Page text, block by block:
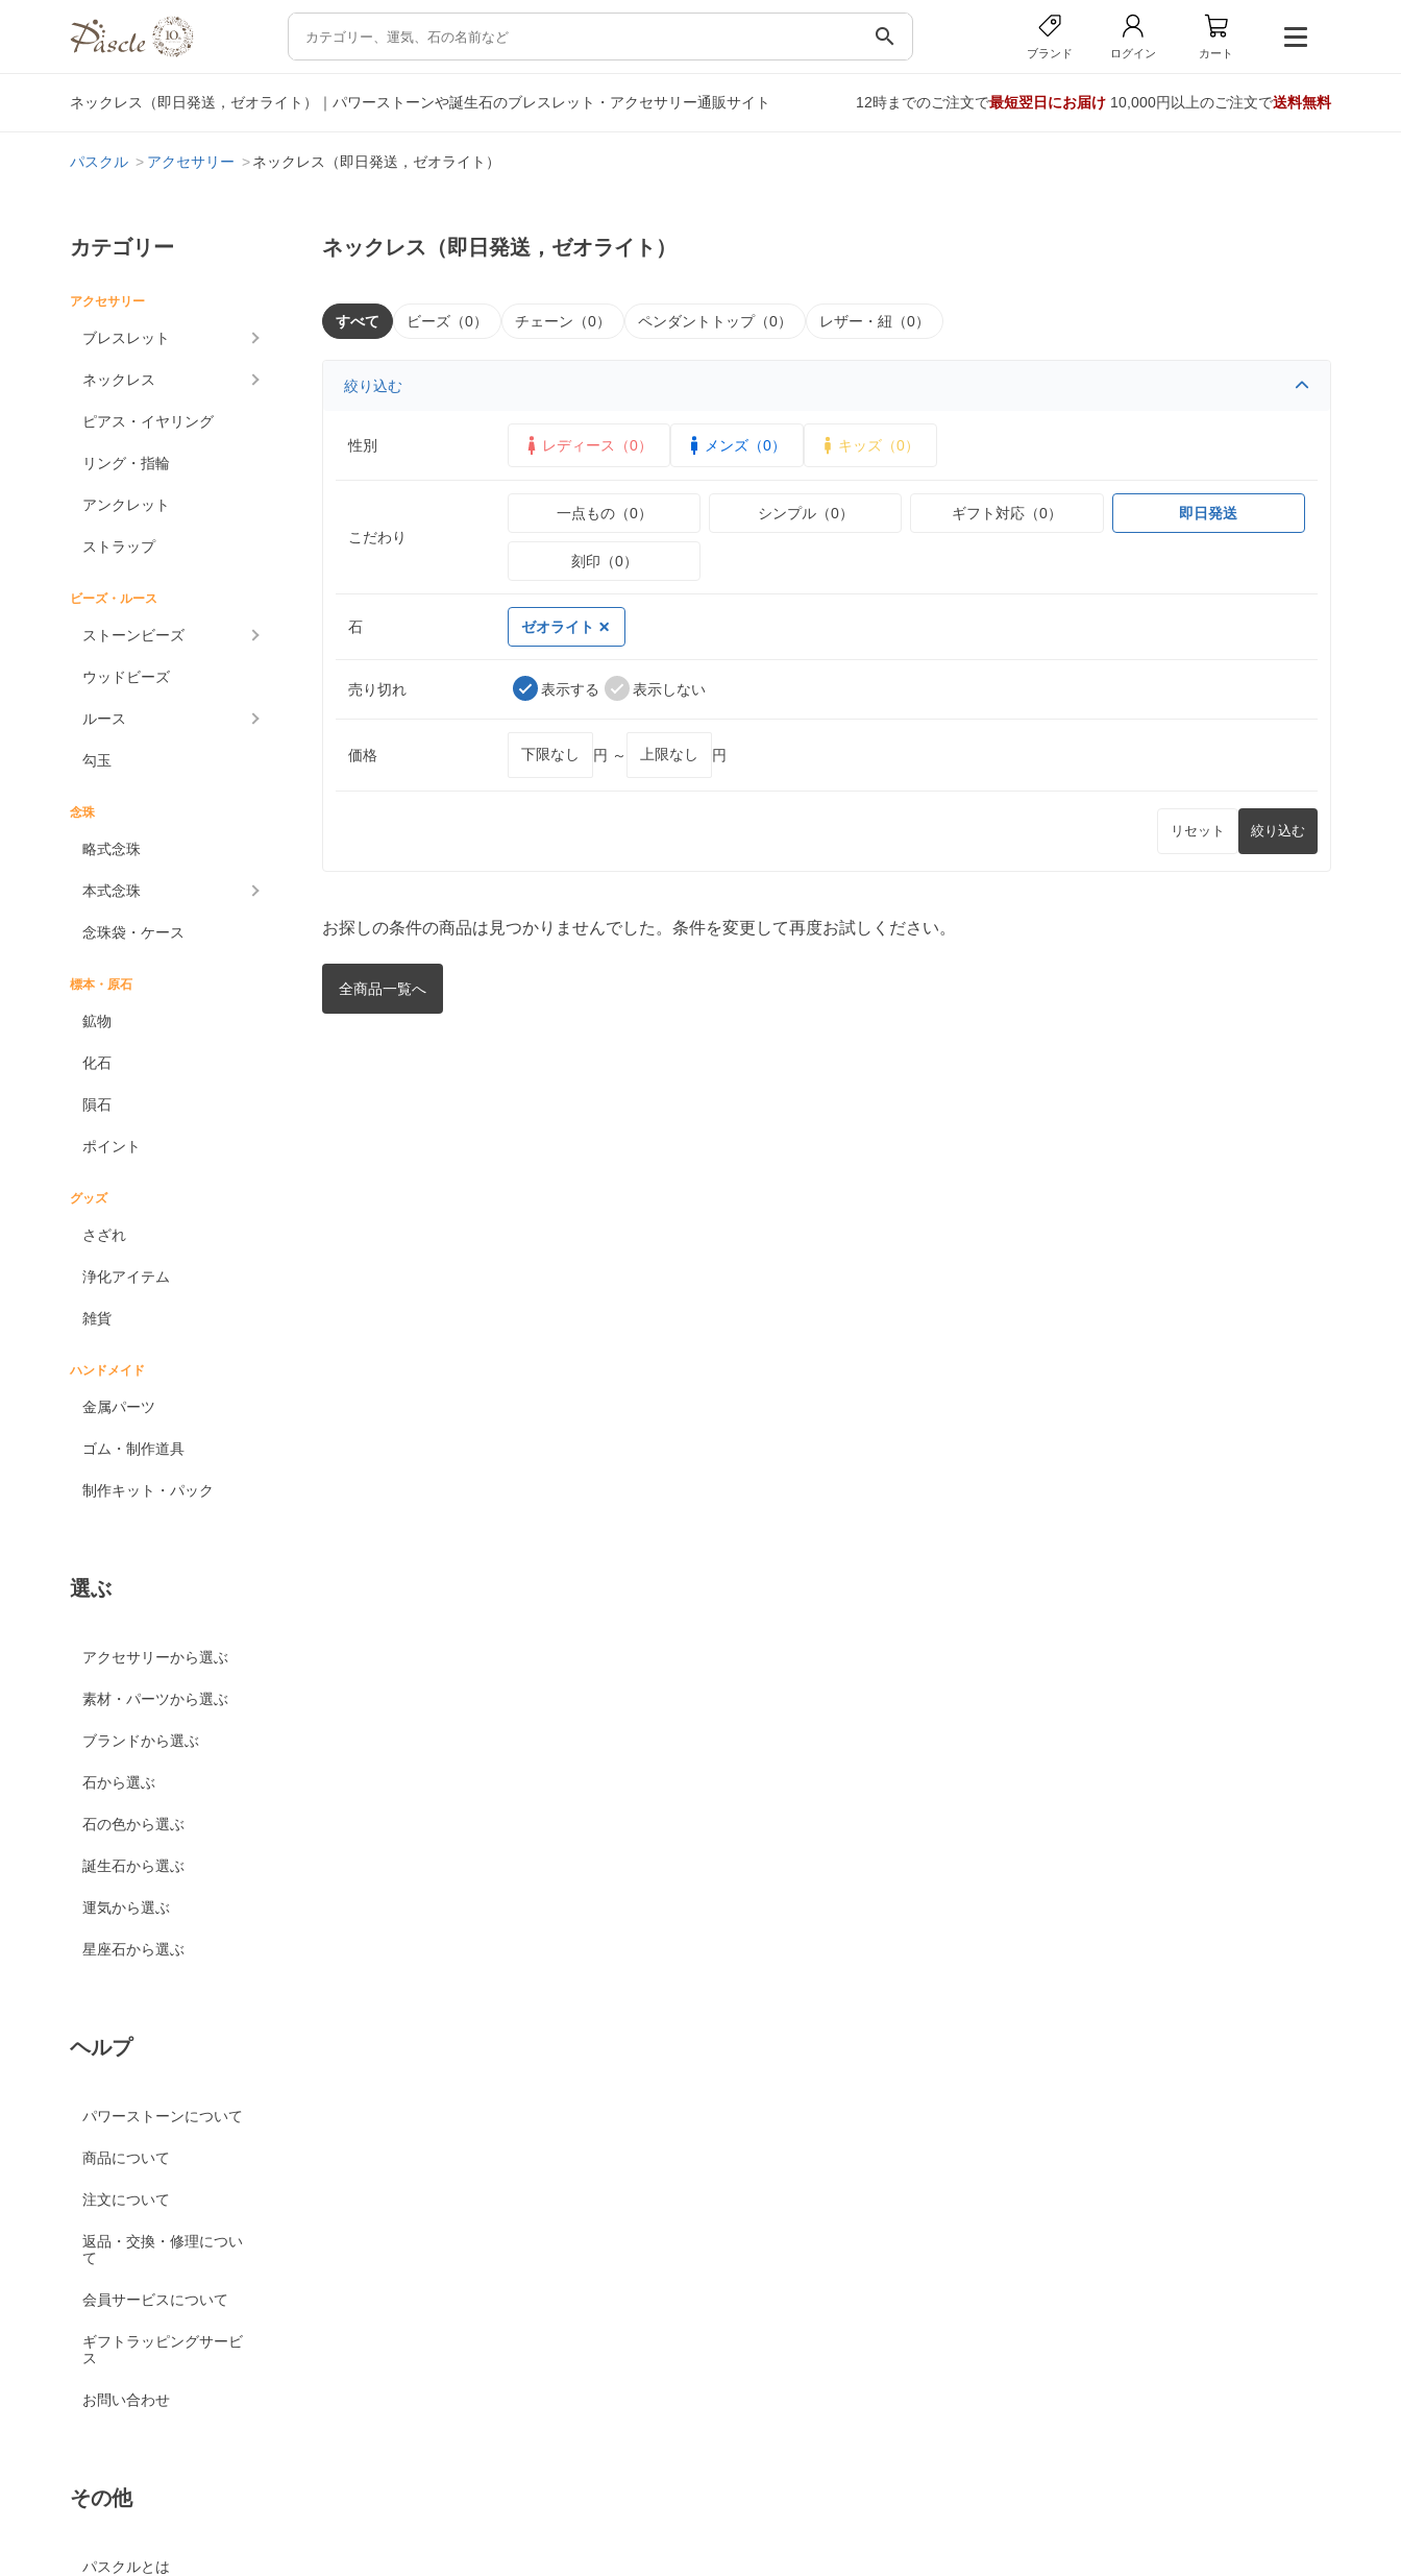
search
ブランド ログイン カート
ネックレス（即日発送，ゼオライト）｜パワーストーンや誕生石のブレスレット・アクセサリー通販サイト 12時までのご注文で最短翌日にお届け10,000円以上のご注文で送料無料
パスクル アクセサリー ネックレス（即日発送，ゼオライト）
カテゴリー
アクセサリー
ブレスレット
ネックレス
ピアス・イヤリング
リング・指輪
アンクレット
ストラップ
ビーズ・ルース
ストーンビーズ
ウッドビーズ
ルース
勾玉
念珠
略式念珠
本式念珠
念珠袋・ケース
標本・原石
鉱物
化石
隕石
ポイント
グッズ
さざれ
浄化アイテム
雑貨
ハンドメイド
金属パーツ
ゴム・制作道具
制作キット・パック
選ぶ
アクセサリーから選ぶ
素材・パーツから選ぶ
ブランドから選ぶ
石から選ぶ
石の色から選ぶ
誕生石から選ぶ
運気から選ぶ
星座石から選ぶ
ヘルプ
パワーストーンについて
商品について
注文について
返品・交換・修理につい
て
会員サービスについて
ギフトラッピングサービ
ス
お問い合わせ
その他
パスクルとは
ネックレス（即日発送，ゼオライト）
すべて ビーズ（0） チェーン（0） ペンダントトップ（0） レザー・紐（0）
絞り込む
性別 レディース（0） メンズ（0） キッズ（0）
こだわり
一点もの（0） シンプル（0） ギフト対応（0） 即日発送
刻印（0）
石 ゼオライト
売り切れ 表示する 表示しない
価格 円 ～ 円
リセット 絞り込む
お探しの条件の商品は見つかりませんでした。条件を変更して再度お試しください。
全商品一覧へ